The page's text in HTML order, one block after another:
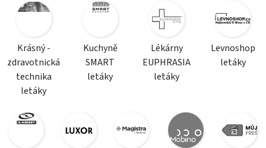
Krásný -
zdravotnická
technika
letáky
Kuchyně
SMART
letáky
Lékárny
EUPHRASIA
letáky
Levnoshop
letáky